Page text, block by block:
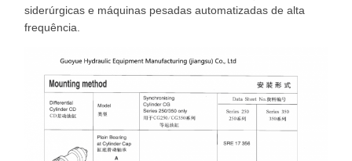
siderúrgicas e máquinas pesadas automatizadas de alta
frequência.